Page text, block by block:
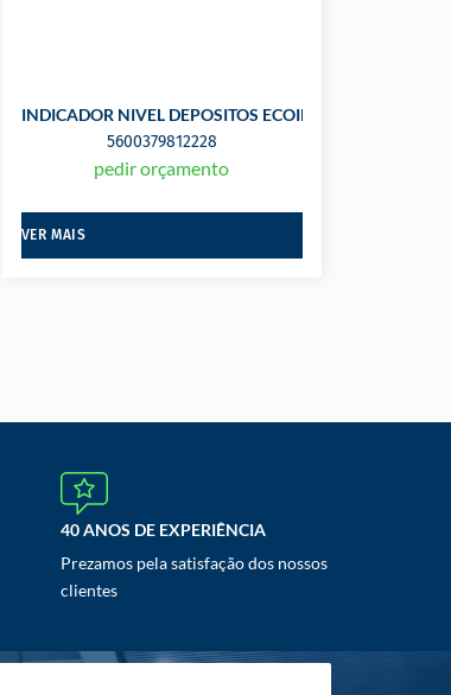
INDICADOR NIVEL DEPOSITOS ECOIL
5600379812228
pedir orçamento
VER MAIS
40 ANOS DE EXPERIÊNCIA
Prezamos pela satisfação dos nossos
clientes